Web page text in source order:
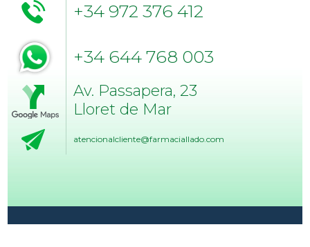
+34 972 376 412
+34 644 768 003
Av. Passapera, 23
Lloret de Mar
atencionalcliente@farmaciallado.com